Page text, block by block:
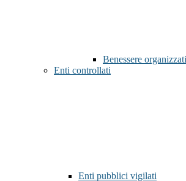
Benessere
Enti controllati
Enti pubblici vigilati